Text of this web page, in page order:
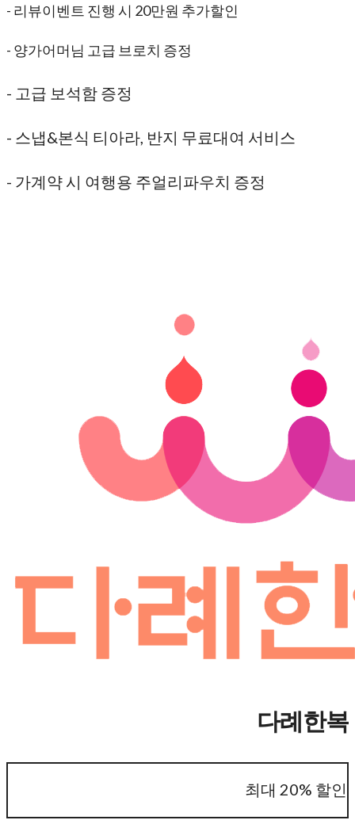
- 리뷰이벤트 진행 시 20만원 추가할인
- 양가어머님 고급 브로치 증정
- 고급 보석함 증정
- 스냅&본식 티아라, 반지 무료대여 서비스
- 가계약 시 여행용 주얼리파우치 증정
다례한복
최대 20% 할인